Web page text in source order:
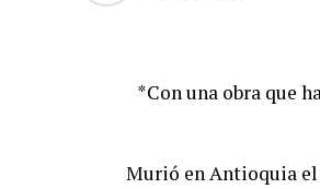
*Con una obra que
Murió en Antioquia el